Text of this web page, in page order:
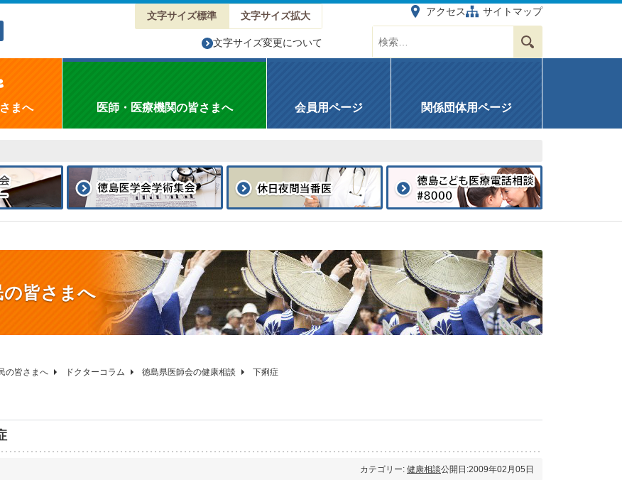
文字サイズ標準 文字サイズ拡大
文字サイズ変更について
アクセス
サイトマップ
まへ 医師・医療機関の皆さまへ 会員用ページ 関係団体用ページ
の皆さまへ
の皆さまへ ドクターコラム 徳島県医師会の健康相談 下痢症
カテゴリー: 健康相談公開日:2009年02月05日